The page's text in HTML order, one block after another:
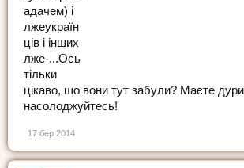
адачем) і
лжеукраїн
ців і інших
лже-...Ось
тільки
цікаво, що вони тут забули? Маєте
насолоджуйтесь!
17 бер 2014